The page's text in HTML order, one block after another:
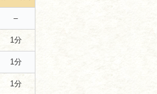
–
1分
1分
1分